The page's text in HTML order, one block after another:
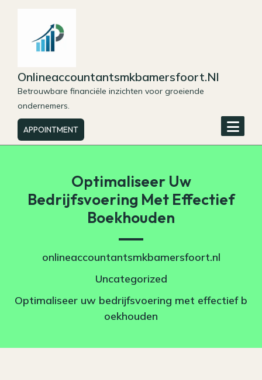
Onlineaccountantsmkbamersfoort.nl
Betrouwbare financiële inzichten voor groeiende
ondernemers.
APPOINTMENT
Optimaliseer Uw
Bedrijfsvoering Met Effectief
Boekhouden
onlineaccountantsmkbamersfoort.nl
Uncategorized
Optimaliseer uw bedrijfsvoering met effectief b
oekhouden